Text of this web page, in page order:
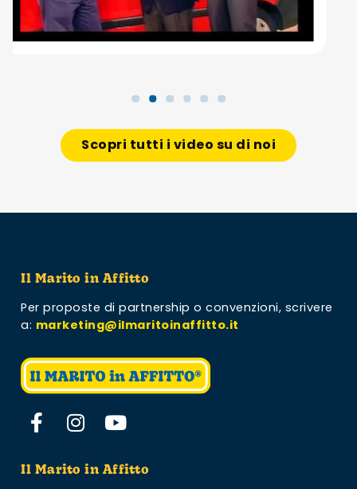
Scopri tutti i video su di noi
Il Marito in Affitto
Per proposte di partnership o convenzioni, scrivere
a: marketing@ilmaritoinaffitto.it
Il Marito in Affitto